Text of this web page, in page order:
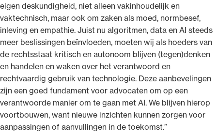
eigen deskundigheid, niet alleen vakinhoudelijk en
vaktechnisch, maar ook om zaken als moed, normbesef,
inleving en empathie. Juist nu algoritmen, data en AI steeds
meer beslissingen beïnvloeden, moeten wij als hoeders van
de rechtsstaat kritisch en autonoom blijven (tegen)denken
en handelen en waken over het verantwoord en
rechtvaardig gebruik van technologie. Deze aanbevelingen
zijn een goed fundament voor advocaten om op een
verantwoorde manier om te gaan met AI. We blijven hierop
voortbouwen, want nieuwe inzichten kunnen zorgen voor
aanpassingen of aanvullingen in de toekomst.”